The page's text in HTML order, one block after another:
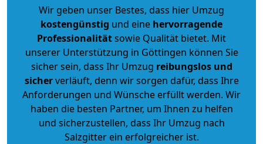
Wir geben unser Bestes, dass hier Umzug
kostengünstig und eine hervorragende
Professionalitätsowie Qualität bietet. Mit
unserer Unterstützung in Göttingen können Sie
sicher sein, dass Ihr Umzug reibungslos und
sicherverläuft, denn wir sorgen dafür, dass Ihre
Anforderungen und Wünsche erfüllt werden. Wir
haben die besten Partner, um Ihnen zu helfen
und sicherzustellen, dass Ihr Umzug nach
Salzgitter ein erfolgreicher ist.